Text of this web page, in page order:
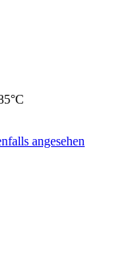
angesehen